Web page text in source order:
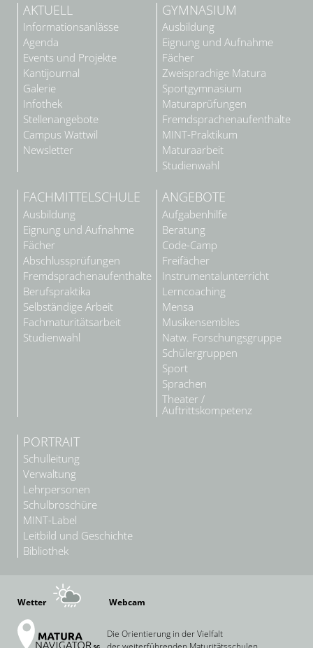
AKTUELL
Informationsanlässe
Agenda
Events und Projekte
Kantijournal
Galerie
Infothek
Stellenangebote
Campus Wattwil
Newsletter
GYMNASIUM
Ausbildung
Eignung und Aufnahme
Fächer
Zweisprachige Matura
Sportgymnasium
Maturaprüfungen
Fremdsprachenaufenthalte
MINT-Praktikum
Maturaarbeit
Studienwahl
FACHMITTELSCHULE
Ausbildung
Eignung und Aufnahme
Fächer
Abschlussprüfungen
Fremdsprachenaufenthalte
Berufspraktika
Selbständige Arbeit
Fachmaturitätsarbeit
Studienwahl
ANGEBOTE
Aufgabenhilfe
Beratung
Code-Camp
Freifächer
Instrumentalunterricht
Lerncoaching
Mensa
Musikensembles
Natw. Forschungsgruppe
Schülergruppen
Sport
Sprachen
Theater /
Auftrittskompetenz
PORTRAIT
Schulleitung
Verwaltung
Lehrpersonen
Schulbroschüre
MINT-Label
Leitbild und Geschichte
Bibliothek
Die Orientierung in der Vielfalt
Wetter Webcam